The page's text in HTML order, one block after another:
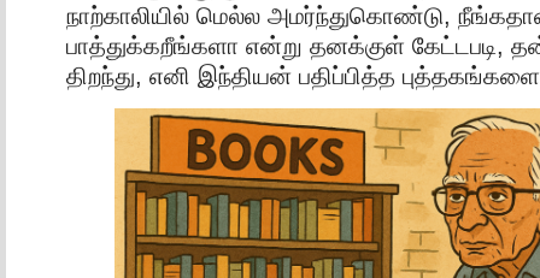
நாற்காலியில் மெல்ல அமர்ந்துகொண்டு,
பாத்துக்கறீங்களா என்று தனக்குள்
திறந்து, எனி இந்தியன் பதிப்பித்த